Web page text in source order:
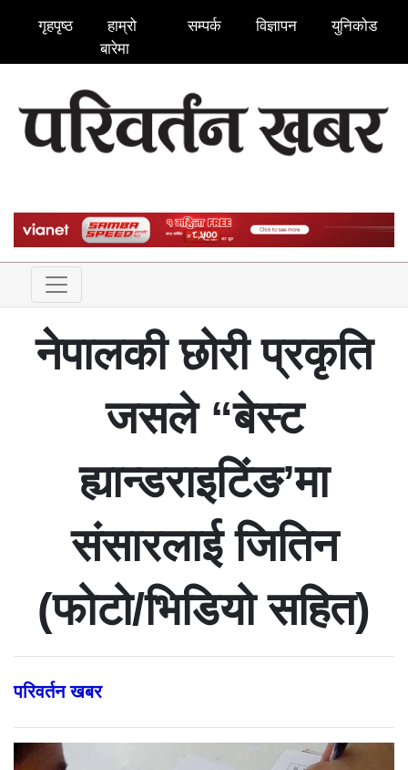
गृहपृष्ठ
हाम्रो
बारेमा
सम्पर्क विज्ञापन युनिकोड
नेपालकी छोरी प्रकृति
जसले “बेस्ट
ह्यान्डराइटिंङ’मा
संसारलाई जितिन
(फोटो/भिडियो सहित)
परिवर्तन खबर